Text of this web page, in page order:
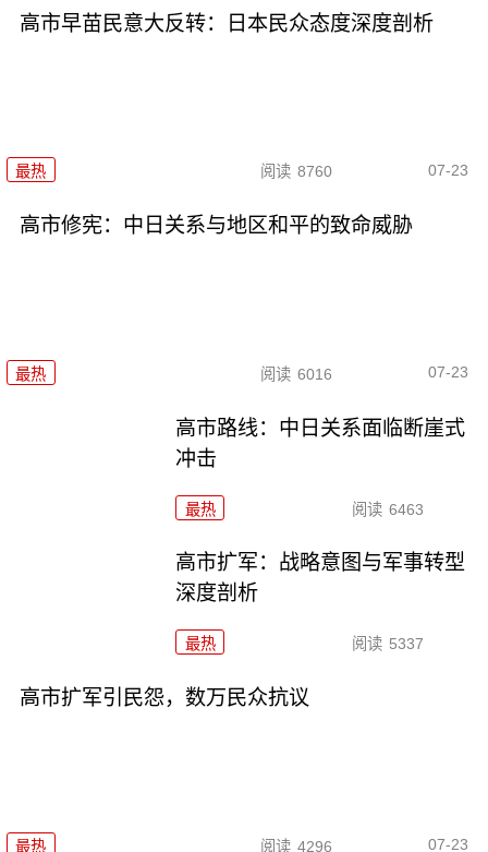
高市早苗民意大反转：日本民众态度深度剖析
最热 阅读 8760 07-23
高市修宪：中日关系与地区和平的致命威胁
最热 阅读 6016 07-23
高市路线：中日关系面临断崖式
冲击
最热 阅读 6463
高市扩军：战略意图与军事转型
深度剖析
最热 阅读 5337
高市扩军引民怨，数万民众抗议
最热 阅读 4296 07-23